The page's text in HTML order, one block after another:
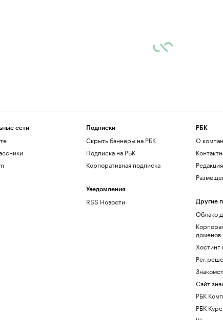
сети Подписки
Скрыть баннеры на РБК
Подписка на РБК
Корпоративная подписка
Уведомления
RSS Новости
РБК
О
Редакция
Другие
Облако
доменов
Хостинг
Сайт
РБК
РБК